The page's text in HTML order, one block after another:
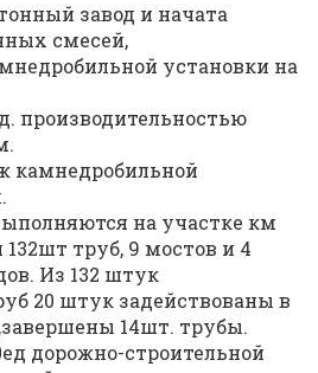
завод и начата
смесей,
установки на
производительностью
камнедробильной
на участке км
132шт труб, 9 мостов и 4
Из 132 штук
20 штук задействованы в
14шт. трубы.
дорожно-строительной